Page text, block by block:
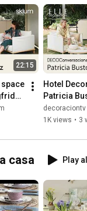
charlará con
conocidos dentro
a ahondar en el
firma
del sueño de un
en
22:15
Hotel
Patricia
Hostalet |
decoraciontv
1K views • 3
casa Play all